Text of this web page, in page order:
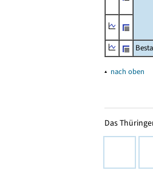
▴ nach oben
Das